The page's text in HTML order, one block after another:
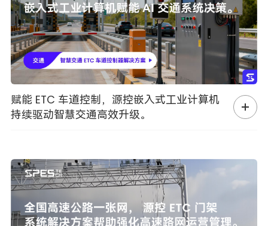
赋能 ETC 车道控制，源控嵌入式工业计算机
持续驱动智慧交通高效升级。